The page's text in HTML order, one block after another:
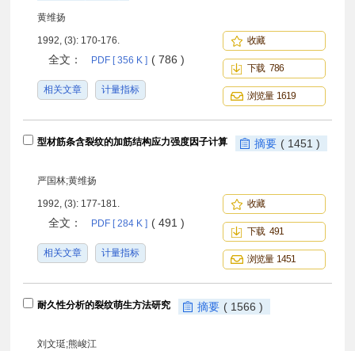
黄维扬
1992, (3): 170-176.
全文： PDF [ 356 K ] ( 786 )
相关文章 计量指标
收藏
下载 786
浏览量 1619
型材筋条含裂纹的加筋结构应力强度因子计算 摘要 ( 1451 )
严国林;黄维扬
1992, (3): 177-181.
全文： PDF [ 284 K ] ( 491 )
相关文章 计量指标
收藏
下载 491
浏览量 1451
耐久性分析的裂纹萌生方法研究 摘要 ( 1566 )
刘文珽;熊峻江